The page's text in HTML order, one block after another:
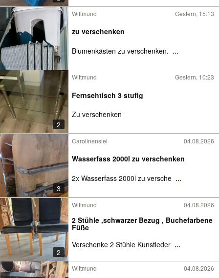
Wittmund Gestern, 15:13
zu verschenken
Blumenkästen zu verschenken. ...
2
Wittmund Gestern, 10:23
Fernsehtisch 3 stufig
Zu verschenken
3
Carolinensiel 04.08.2026
Wasserfass 2000l zu verschenken
2x Wasserfass 2000l zu versche ...
2
Wittmund 04.08.2026
2 Stühle ,schwarzer Bezug , Buchefarbene
Füße
Verschenke 2 Stühle Kunstleder ...
Wittmund 04.08.2026